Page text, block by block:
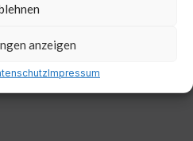
anzeigen
Impressum